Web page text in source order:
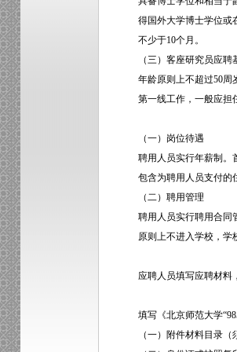
得国外大学博士学位或
不少于10个月。
（三）客座研究员应聘
年龄原则上不超过50周
第一线工作，一般应担
（一）岗位待遇
聘用人员实行年薪制。
包含为聘用人员支付的
（二）聘用管理
聘用人员实行聘用合同
原则上不进入学校，学
应聘人员填写应聘材料
填写《北京师范大学
（一）附件材料目录